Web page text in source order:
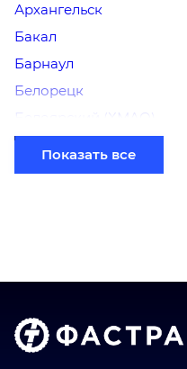
Архангельск
Бакал
Барнаул
Белорецк
Белоярский (ХМАО)
Березники
Бийск
Волгоград
Донецк
Показать все